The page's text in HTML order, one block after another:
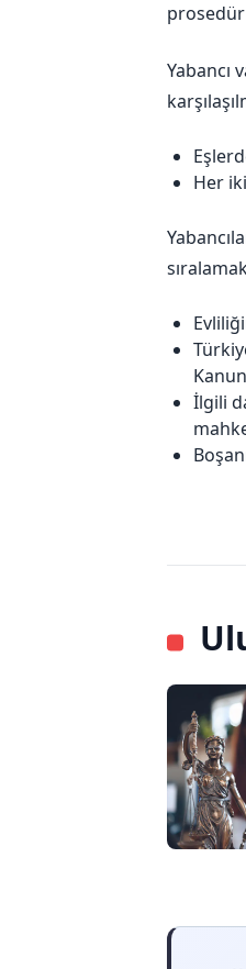
Yabancı
Her
İlgili